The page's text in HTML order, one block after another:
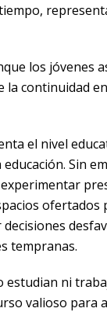
los jóvenes
la continuidad
el nivel
Sin
ofertados
tempranas.
estudian ni
valioso para